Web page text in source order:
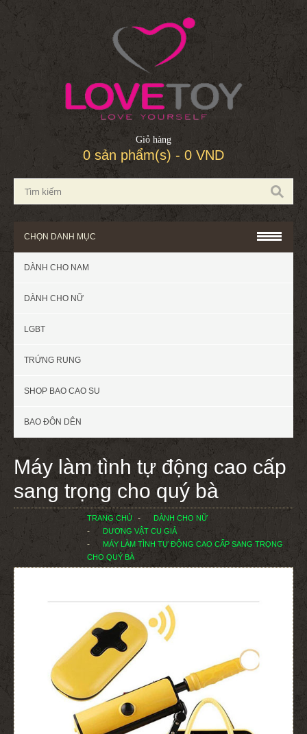
Giỏ hàng
0 sản phẩm(s) - 0 VND
CHỌN DANH MỤC
DÀNH CHO NAM
DÀNH CHO NỮ
LGBT
TRỨNG RUNG
SHOP BAO CAO SU
BAO ĐÔN DÊN
Máy làm tình tự động cao cấp
sang trọng cho quý bà
TRANG CHỦ
DÀNH CHO NỮ
DƯƠNG VẬT CU GIẢ
MÁY LÀM TÌNH TỰ ĐỘNG CAO CẤP SANG TRỌNG
CHO QUÝ BÀ